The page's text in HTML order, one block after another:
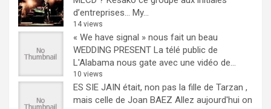
d’entreprises… My...
14 views
« We have signal » nous fait un beau
WEDDING PRESENT La télé public de
L'Alabama nous gate avec une vidéo de...
10 views
ES SIE JAIN était, non pas la fille de Tarzan ,
mais celle de Joan BAEZ Allez aujourd'hui on